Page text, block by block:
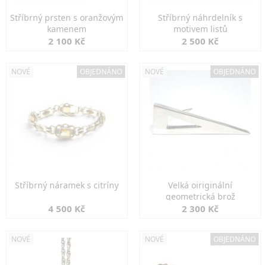
Stříbrný prsten s oranžovým
kamenem
2 100 Kč
Stříbrný náhrdelník s
motivem listů
2 500 Kč
NOVÉ OBJEDNÁNO
Stříbrný náramek s citríny
4 500 Kč
NOVÉ OBJEDNÁNO
Velká oiriginální
geometrická brož
2 300 Kč
NOVÉ NOVÉ OBJEDNÁNO